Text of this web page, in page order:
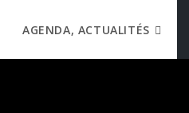
AGENDA, ACTUALITÉS